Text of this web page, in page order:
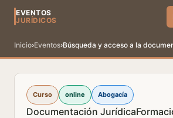
EVENTOS
JURÍDICOS
Inicio›Eventos›Búsqueda y acceso a la
Curso online Abogacía
Documentación Jurídica